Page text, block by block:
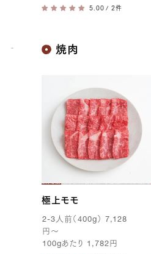
/ 2件
神戸牛
焼肉
極上モモ
2-3人前（ 400g）
7,128
円 〜
100gあたり 1,782 円